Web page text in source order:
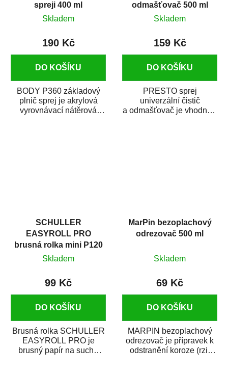
spreji 400 ml
Skladem
190 Kč
DO KOŠÍKU
BODY P360 základový
plnič sprej je akrylová
vyrovnávací nátěrová
odmašťovač 500 ml
Skladem
159 Kč
DO KOŠÍKU
PRESTO sprej
univerzální čistič
a odmašťovač je vhodný k
SCHULLER
EASYROLL PRO
brusná rolka mini P120
Skladem
99 Kč
DO KOŠÍKU
Brusná rolka SCHULLER
EASYROLL PRO je
brusný papír na suché
MarPin bezoplachový
odrezovač 500 ml
Skladem
69 Kč
DO KOŠÍKU
MARPIN bezoplachový
odrezovač je přípravek k
odstranění koroze (rzi)